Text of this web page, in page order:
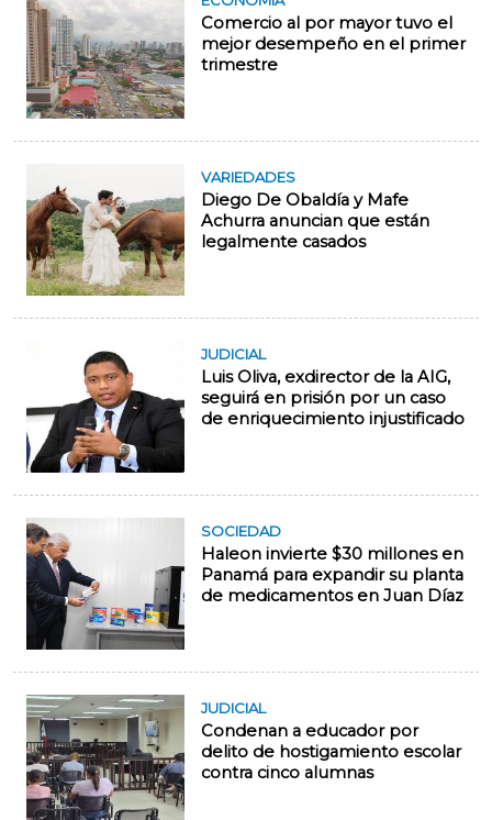
Comercio al por mayor tuvo el
mejor desempeño en el primer
trimestre
VARIEDADES
Diego De Obaldía y Mafe
Achurra anuncian que están
legalmente casados
JUDICIAL
Luis Oliva, exdirector de la AIG,
seguirá en prisión por un caso
de enriquecimiento injustificado
SOCIEDAD
Haleon invierte $30 millones en
Panamá para expandir su planta
de medicamentos en Juan Díaz
JUDICIAL
Condenan a educador por
delito de hostigamiento escolar
contra cinco alumnas